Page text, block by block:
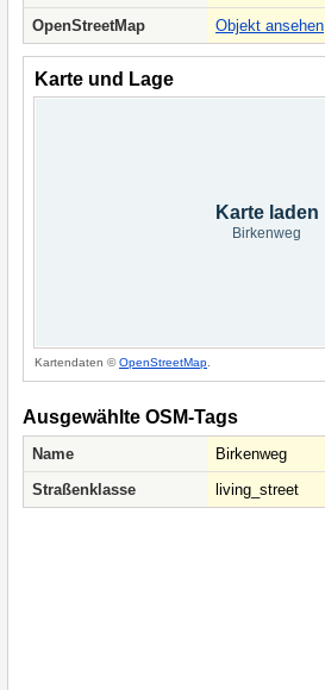
OpenStreetMap
Objekt ansehen
Karte und Lage
Karte laden
Birkenweg
Kartendaten ©OpenStreetMap
Ausgewählte OSM-Tags
Name
Birkenweg
Straßenklasse
living_street